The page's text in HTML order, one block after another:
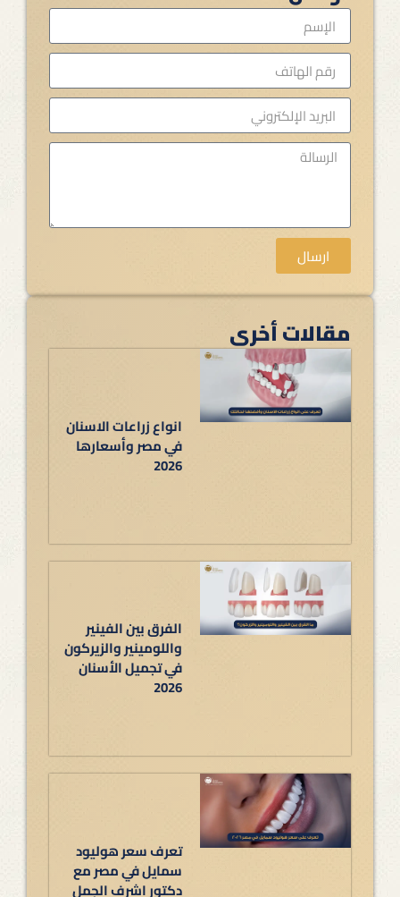
ارسال
مقالات أخرى
انواع زراعات الاسنان
في مصر وأسعارها
2026
الفرق بين الفينير
واللومينير والزيركون
في تجميل الأسنان
2026
تعرف سعر هوليود
سمايل في مصر مع
دكتور اشرف الجمل